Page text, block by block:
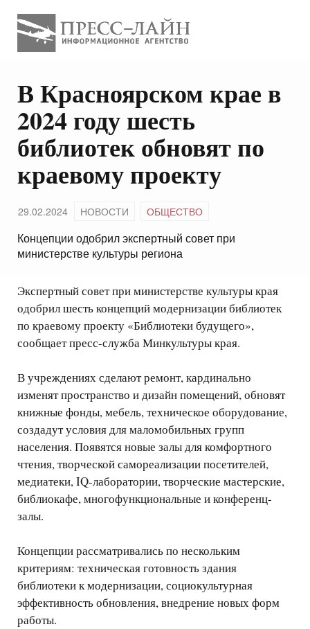
В Красноярском крае в
2024 году шесть
библиотек обновят по
краевому проекту
29.02.2024 НОВОСТИ ОБЩЕСТВО
Концепции одобрил экспертный совет при
министерстве культуры региона
Экспертный совет при министерстве культуры края
одобрил шесть концепций модернизации библиотек
по краевому проекту «Библиотеки будущего»,
сообщает пресс-служба Минкультуры края.
В учреждениях сделают ремонт, кардинально
изменят пространство и дизайн помещений, обновят
книжные фонды, мебель, техническое оборудование,
создадут условия для маломобильных групп
населения. Появятся новые залы для комфортного
чтения, творческой самореализации посетителей,
медиатеки, IQ-лаборатории, творческие мастерские,
библиокафе, многофункциональные и конференц-
залы.
Концепции рассматривались по нескольким
критериям: техническая готовность здания
библиотеки к модернизации, социокультурная
эффективность обновления, внедрение новых форм
работы.